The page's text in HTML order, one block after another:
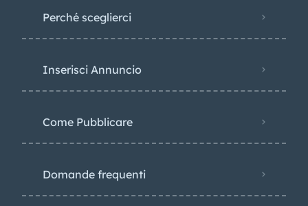
Perché sceglierci
Inserisci Annuncio
Come Pubblicare
Domande frequenti